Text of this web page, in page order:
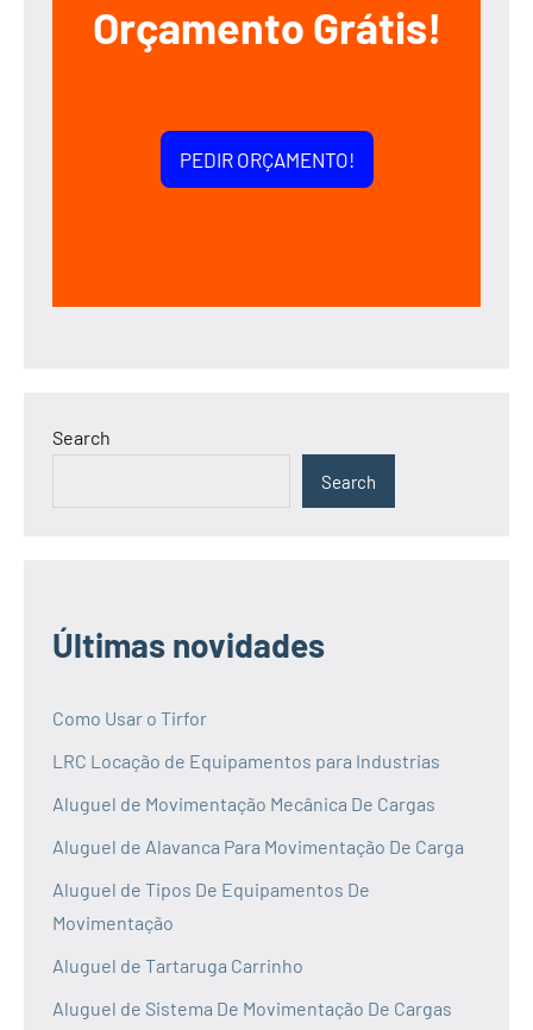
Orçamento Grátis!
PEDIR ORÇAMENTO!
Search
Search
Últimas novidades
Como Usar o Tirfor
LRC Locação de Equipamentos para Industrias
Aluguel de Movimentação Mecânica De Cargas
Aluguel de Alavanca Para Movimentação De Carga
Aluguel de Tipos De Equipamentos De
Movimentação
Aluguel de Tartaruga Carrinho
Aluguel de Sistema De Movimentação De Cargas